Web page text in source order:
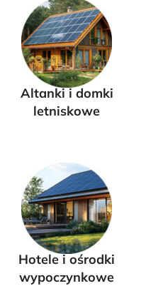
Altanki i domki
letniskowe
Hotele i ośrodki
wypoczynkowe